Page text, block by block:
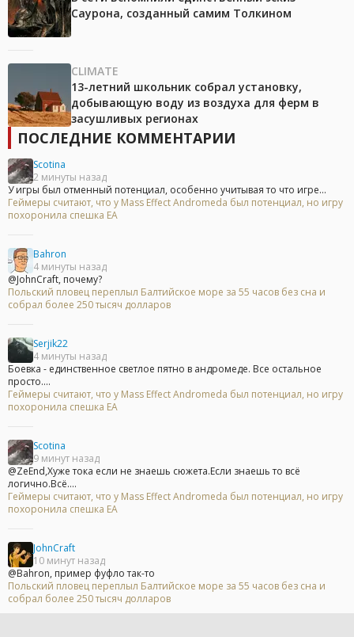
Саурона, созданный самим Толкином
CLIMATE
13-летний школьник собрал установку,
добывающую воду из воздуха для ферм в
засушливых регионах
ПОСЛЕДНИЕ КОММЕНТАРИИ
Scotina
2 минуты назад
У игры был отменный потенциал, особенно учитывая то что игре...
Геймеры считают, что у Mass Effect Andromeda был потенциал, но игру
похоронила спешка EA
Bahron
4 минуты назад
@JohnCraft, почему?
Польский пловец переплыл Балтийское море за 55 часов без сна и
собрал более 250 тысяч долларов
Serjik22
4 минуты назад
Боевка - единственное светлое пятно в андромеде. Все остальное
просто....
Геймеры считают, что у Mass Effect Andromeda был потенциал, но игру
похоронила спешка EA
Scotina
9 минут назад
@ZeEnd,Хуже тока если не знаешь сюжета.Если знаешь то всё
логично.Всё....
Геймеры считают, что у Mass Effect Andromeda был потенциал, но игру
похоронила спешка EA
JohnCraft
10 минут назад
@Bahron, пример фуфло так-то
Польский пловец переплыл Балтийское море за 55 часов без сна и
собрал более 250 тысяч долларов